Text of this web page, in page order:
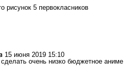
рисунок 5 первокласников
15 июня 2019 15:10
очень низко бюджетное аниме